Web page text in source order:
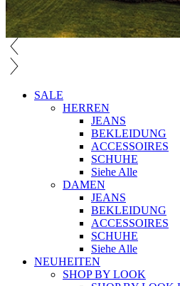
SALE
HERREN
JEANS
BEKLEIDUNG
ACCESSOIRES
SCHUHE
Siehe Alle
DAMEN
JEANS
BEKLEIDUNG
ACCESSOIRES
SCHUHE
Siehe Alle
NEUHEITEN
SHOP BY LOOK